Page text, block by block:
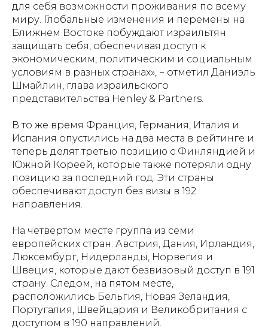
для себя возможности проживания по всему
миру. Глобальные изменения и перемены на
Ближнем Востоке побуждают израильтян
защищать себя, обеспечивая доступ к
экономическим, политическим и социальным
условиям в разных странах», − отметил Даниэль
Шмайлин, глава израильского
представительства Henley & Partners.
В то же время Франция, Германия, Италия и
Испания опустились на два места в рейтинге и
теперь делят третью позицию с Финляндией и
Южной Кореей, которые также потеряли одну
позицию за последний год. Эти страны
обеспечивают доступ без визы в 192
направления.
На четвертом месте группа из семи
европейских стран: Австрия, Дания, Ирландия,
Люксембург, Нидерланды, Норвегия и
Швеция, которые дают безвизовый доступ в 191
страну. Следом, на пятом месте,
расположились Бельгия, Новая Зеландия,
Португалия, Швейцария и Великобритания с
доступом в 190 направлений.